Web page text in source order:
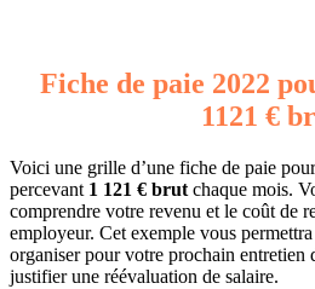
Fiche de paie 2022
1121 €
Voici une grille d’une fiche de paie
percevant 1 121 € brut chaque mois.
comprendre votre revenu et le coût de
employeur. Cet exemple vous
organiser pour votre prochain entretien
justifier une réévaluation de salaire.